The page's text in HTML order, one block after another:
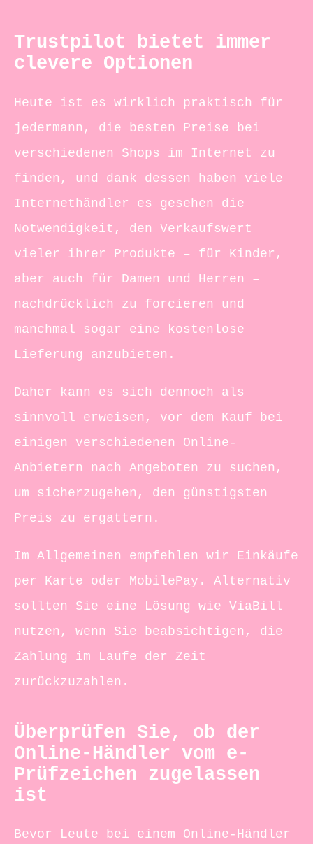
Trustpilot bietet immer
clevere Optionen
Heute ist es wirklich praktisch für
jedermann, die besten Preise bei
verschiedenen Shops im Internet zu
finden, und dank dessen haben viele
Internethändler es gesehen die
Notwendigkeit, den Verkaufswert
vieler ihrer Produkte – für Kinder,
aber auch für Damen und Herren –
nachdrücklich zu forcieren und
manchmal sogar eine kostenlose
Lieferung anzubieten.
Daher kann es sich dennoch als
sinnvoll erweisen, vor dem Kauf bei
einigen verschiedenen Online-
Anbietern nach Angeboten zu suchen,
um sicherzugehen, den günstigsten
Preis zu ergattern.
Im Allgemeinen empfehlen wir Einkäufe
per Karte oder MobilePay. Alternativ
sollten Sie eine Lösung wie ViaBill
nutzen, wenn Sie beabsichtigen, die
Zahlung im Laufe der Zeit
zurückzuzahlen.
Überprüfen Sie, ob der
Online-Händler vom e-
Prüfzeichen zugelassen
ist
Bevor Leute bei einem Online-Händler